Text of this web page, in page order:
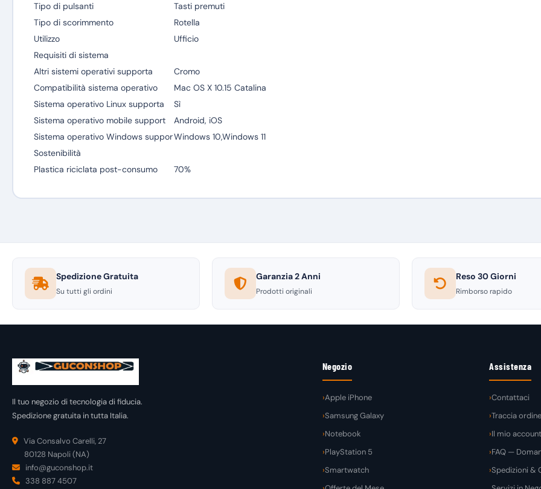
Tipo di pulsanti
Tasti premuti
Tipo di scorimmento
Rotella
Utilizzo
Ufficio
Requisiti di sistema
Altri sistemi operativi supporta
Cromo
Compatibilità sistema operativo
Mac OS X 10.15 Catalina
Sistema operativo Linux supporta
Sì
Sistema operativo mobile support
Android, iOS
Sistema operativo Windows supporWindows 10,Windows 11
Sostenibilità
Plastica riciclata post-consumo
70%
Spedizione Gratuita
Su tutti gli ordini
Garanzia 2 Anni
Prodotti originali
Reso 30 Giorni
Rimborso rapido
Il tuo negozio di tecnologia di fiducia.
Spedizione gratuita in tutta Italia.
Via Consalvo Carelli, 27
80128 Napoli (NA)
info@guconshop.it
338 887 4507
Negozio
Apple iPhone
Samsung Galaxy
Notebook
PlayStation 5
Smartwatch
Assistenza
Contattaci
Traccia
Il mio
FAQ —
Spedizioni &